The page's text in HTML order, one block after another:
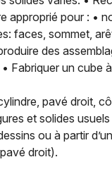
pour : •
faces, sommet,
des
un cube
pavé droit,
et solides
ou à partir
droit).